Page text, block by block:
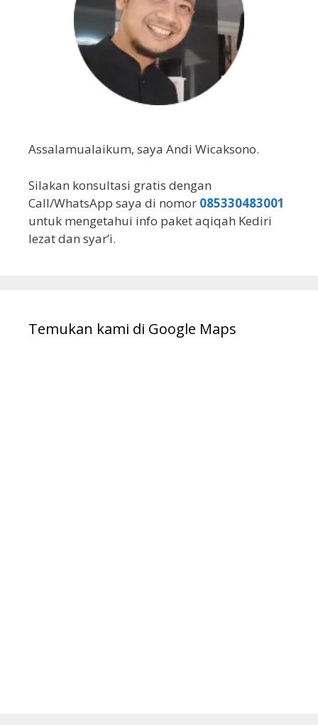
Assalamualaikum, saya Andi Wicaksono.
Silakan konsultasi gratis dengan
Call/WhatsApp saya di nomor 085330483001
untuk mengetahui info paket aqiqah Kediri
lezat dan syar’i.
Temukan kami di Google Maps